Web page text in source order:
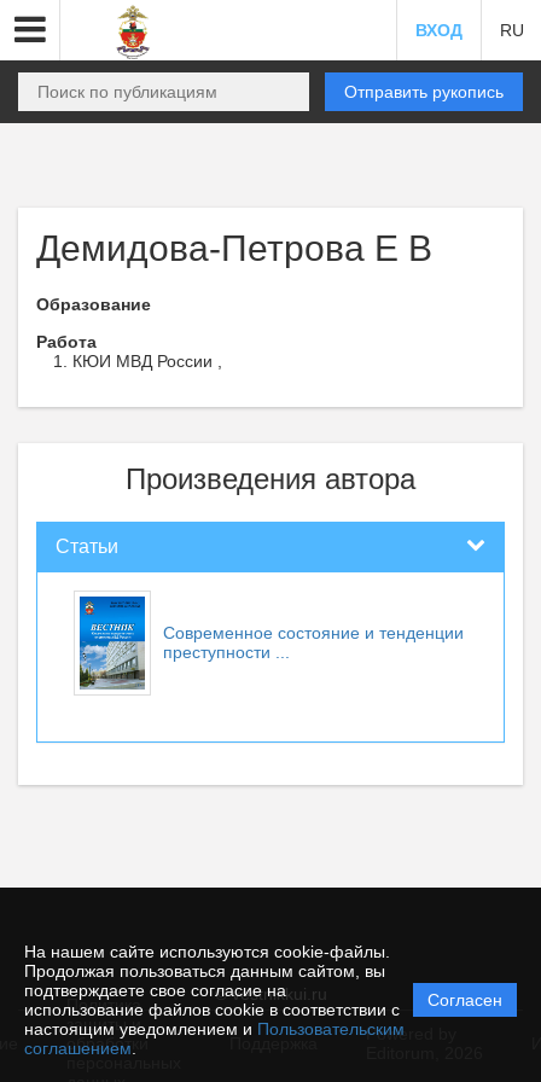
На нашем сайте используются cookie-файлы.
Продолжая пользоваться данным сайтом, вы
подтверждаете свое согласие на
использование файлов cookie в соответствии с
настоящим уведомлением и Пользовательским
соглашением
Согласен
ВХОД RU
Отправить рукопись
Демидова-Петрова Е В
Образование
Работа
КЮИ МВД России ,
Произведения автора
Статьи
Современное состояние и тенденции
преступности ...
© vestnikkui.ru
Политика
защиты и
обработки
Powered by